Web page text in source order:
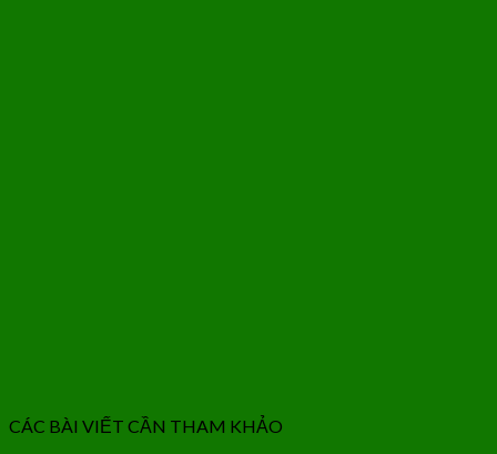
CÁC BÀI VIẾT CẦN THAM KHẢO